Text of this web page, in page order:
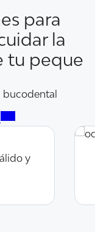
para
la
tu peque
bucodental
y